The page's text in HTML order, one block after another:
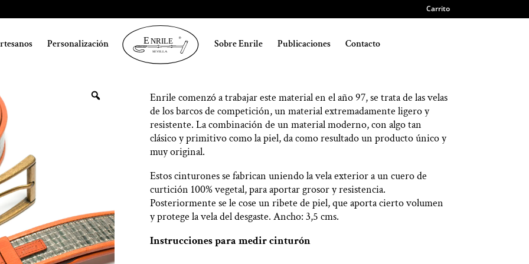
Carrito
Personalización Sobre Enrile Publicaciones Contacto
& Vela Viveado en
Cinturón Cuero & Vela Viveado en
Piel
Enrile comenzó a trabajar este material en el año 97, se trata de las velas
de los barcos de competición, un material extremadamente ligero y
resistente. La combinación de un material moderno, con algo tan
clásico y primitivo como la piel, da como resultado un producto único y
muy original.
Estos cinturones se fabrican uniendo la vela exterior a un cuero de
curtición 100% vegetal, para aportar grosor y resistencia.
Posteriormente se le cose un ribete de piel, que aporta cierto volumen
y protege la vela del desgaste. Ancho: 3,5 cms.
Instrucciones para medir cinturón